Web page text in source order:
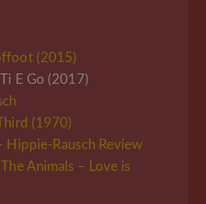
(2015)
E Go (2017)
(1970)
Hippie-Rausch Review
Animals – Love is